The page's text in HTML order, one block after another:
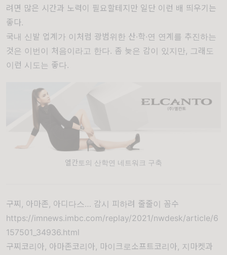
려면 많은 시간과 노력이 필요할테지만 일단 이런 배 띄우기는
좋다.
국내 신발 업계가 이처럼 광범위한 산·학·연 연계를 추진하는
것은 이번이 처음이라고 한다. 좀 늦은 감이 있지만, 그래도
이런 시도는 좋다.
엘칸토의 산학연 네트워크 구축
구찌, 아마존, 아디다스… 감시 피하려 줄줄이 꼼수
https://imnews.imbc.com/replay/2021/nwdesk/article/6
157501_34936.html
구찌코리아, 아마존코리아, 마이크로소프트코리아, 지마켓과